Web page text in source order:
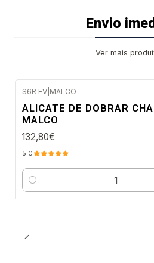
Envio
Ver mais
S6R EV MALCO
ALICATE DE DOBRAR
MALCO
132,80€
5.0
Quantidade